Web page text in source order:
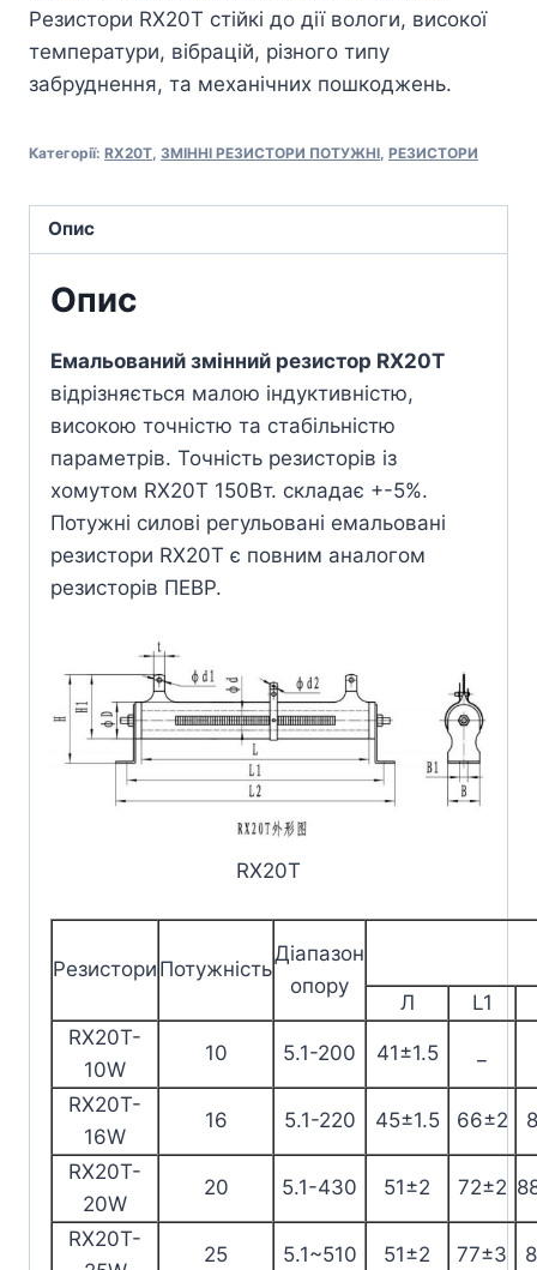
Резистори RX20T стійкі до дії вологи, високої
температури, вібрацій, різного типу
забруднення, та механічних пошкоджень.
Категорії: RX20T ЗМІННІ РЕЗИСТОРИ ПОТУЖНІ РЕЗИСТОРИ
Опис
Опис
Емальований змінний резистор RX20T
відрізняється малою індуктивністю,
високою точністю та стабільністю
параметрів. Точність резисторів із
хомутом RX20T 150Вт. складає +-5%.
Потужні силові регульовані емальовані
резистори RX20T є повним аналогом
резисторів ПЕВР.
RX20T
Резистори Потужність
Діапазон
опору
Л
L1
RX20T-
10W
10 5.1-200 41±1.5
RX20T-
16W
16 5.1-220 45±1.5 66±2
RX20T-
20W
20 5.1-430 51±2 72±2
RX20T-
25 5.1~510 51±2 77±3